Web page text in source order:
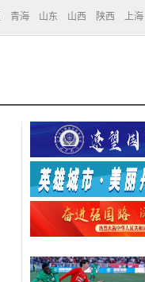
青海 山东 山西 陕西 上海